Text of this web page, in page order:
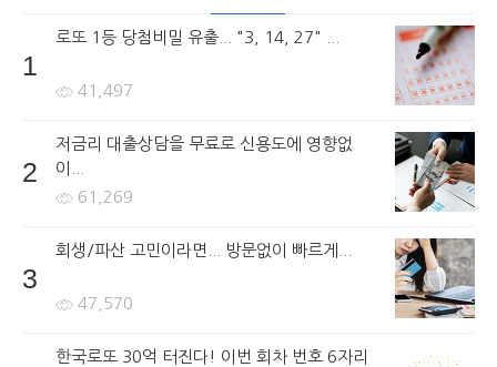
1
로또 1등 당첨비밀 유출... "3, 14, 27" ...
41,497
2
저금리 대출상담을 무료로 신용도에 영향없
이...
61,269
3
회생/파산 고민이라면... 방문없이 빠르게...
47,570
한국로또 30억 터진다! 이번 회차 번호 6자리